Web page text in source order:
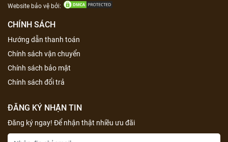
Website bảo vệ bởi:
CHÍNH SÁCH
Hướng dẫn thanh toán
Chính sách vận chuyển
Chính sách bảo mật
Chính sách đổi trả
ĐĂNG KÝ NHẬN TIN
Đăng ký ngay! Để nhận thật nhiều ưu đãi